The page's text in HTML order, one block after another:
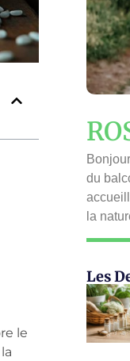
le
du
la
Les